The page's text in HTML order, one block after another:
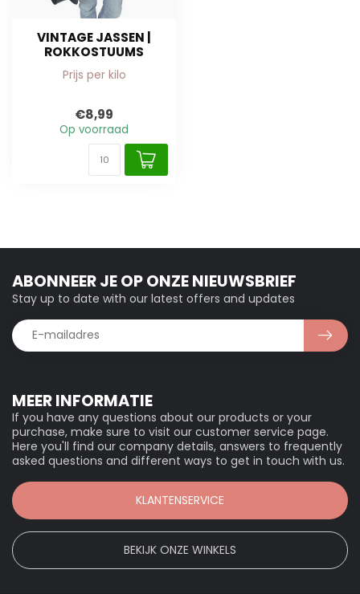
VINTAGE JASSEN |
ROKKOSTUUMS
Prijs per kilo
€8,99
Op voorraad
MEER INFORMATIE
If you have any questions about our products or your
purchase, make sure to visit our customer service page.
Here you'll find our company details, answers to frequently
asked questions and different ways to get in touch with us.
KLANTENSERVICE
BEKIJK ONZE WINKELS
ABONNEER JE OP ONZE NIEUWSBRIEF
Stay up to date with our latest offers and updates